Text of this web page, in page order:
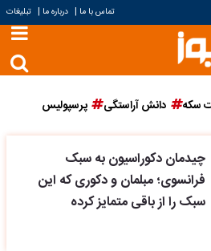
تماس با ما | درباره ما | تبلیغات
سکه دانش آراستگی پرسپولیس
چیدمان دکوراسیون به سبک
فرانسوی؛ مبلمان و دکوری که این
سبک را از باقی متمایز کرده